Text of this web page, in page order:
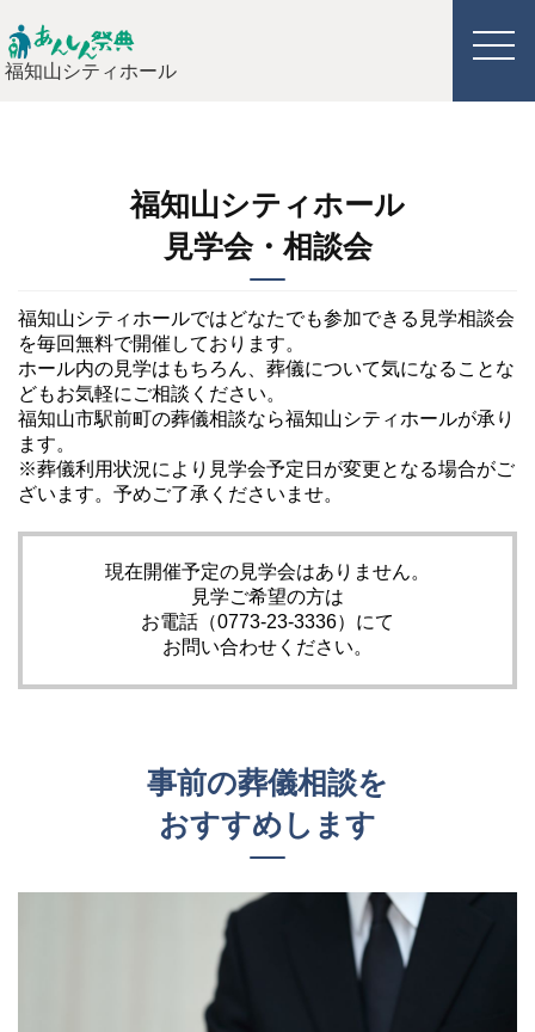
福知山シティホール
福知山シティホール
見学会・相談会
福知山シティホールではどなたでも参加できる見学相談会
を毎回無料で開催しております。
ホール内の見学はもちろん、葬儀について気になることな
どもお気軽にご相談ください。
福知山市駅前町の葬儀相談なら福知山シティホールが承り
ます。
※葬儀利用状況により見学会予定日が変更となる場合がご
ざいます。予めご了承くださいませ。
現在開催予定の見学会はありません。
見学ご希望の方は
お電話（0773-23-3336）にて
お問い合わせください。
事前の葬儀相談を
おすすめします